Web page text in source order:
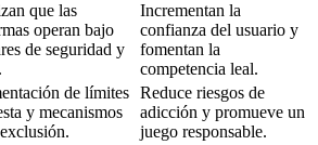
que las
operan bajo
de seguridad y
Incrementan la
confianza del usuario y
fomentan la
competencia leal.
de límites
y mecanismos
Reduce riesgos de
adicción y promueve un
juego responsable.